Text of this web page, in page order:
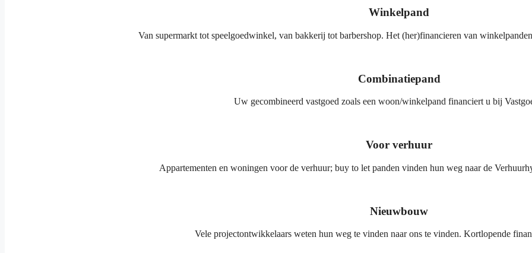
Winkelpand
Van supermarkt tot speelgoedwinkel, van bakkerij tot barbershop. Het (her)financieren van
Combinatiepand
Uw gecombineerd vastgoed zoals een woon/winkelpand financiert u bij
Voor verhuur
Appartementen en woningen voor de verhuur; buy to let panden vinden hun weg naar de
Nieuwbouw
Vele projectontwikkelaars weten hun weg te vinden naar ons te vinden. Kortlopende